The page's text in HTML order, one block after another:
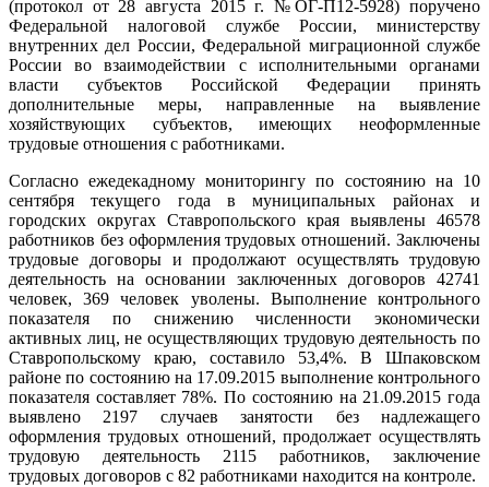
(протокол от 28 августа 2015 г. №ОГ-П12-5928) поручено
Федеральной налоговой службе России, министерству
внутренних дел России, Федеральной миграционной службе
России во взаимодействии с исполнительными органами
власти субъектов Российской Федерации принять
дополнительные меры, направленные на выявление
хозяйствующих субъектов, имеющих неоформленные
трудовые отношения с работниками.
Согласно ежедекадному мониторингу по состоянию на 10
сентября текущего года в муниципальных районах и
городских округах Ставропольского края выявлены 46578
работников без оформления трудовых отношений. Заключены
трудовые договоры и продолжают осуществлять трудовую
деятельность на основании заключенных договоров 42741
человек, 369 человек уволены. Выполнение контрольного
показателя по снижению численности экономически
активных лиц, не осуществляющих трудовую деятельность по
Ставропольскому краю, составило 53,4%. В Шпаковском
районе по состоянию на 17.09.2015 выполнение контрольного
показателя составляет 78%. По состоянию на 21.09.2015 года
выявлено 2197 случаев занятости без надлежащего
оформления трудовых отношений, продолжает осуществлять
трудовую деятельность 2115 работников, заключение
трудовых договоров с 82 работниками находится на контроле.